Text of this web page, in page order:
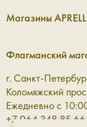
Магазины APRELL
Флагманский
г. Санкт-
Коломяжский
Ежедневно с
+7 964 348 85 66